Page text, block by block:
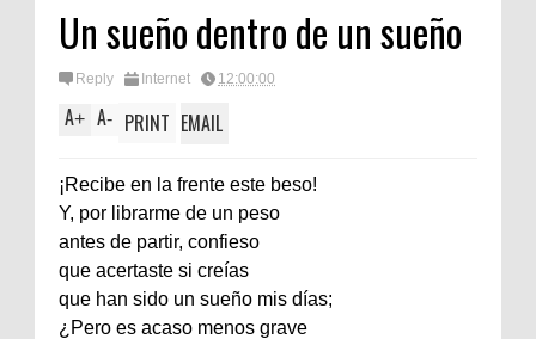
Un sueño dentro de un sueño
Reply Internet 12:00:00
A+ A- PRINT EMAIL
¡Recibe en la frente este beso!
Y, por librarme de un peso
antes de partir, confieso
que acertaste si creías
que han sido un sueño mis días;
¿Pero es acaso menos grave